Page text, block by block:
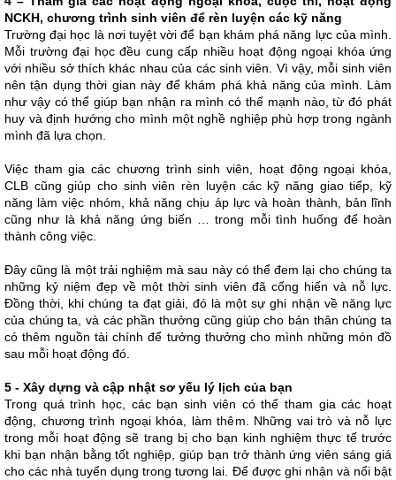
NCKH, chương trình sinh viên để rèn luyện các kỹ năng
Trường đại học là nơi tuyệt vời để bạn khám phá năng lực của mình.
Mỗi trường đại học đều cung cấp nhiều hoạt động ngoại khóa ứng
với nhiều sở thích khác nhau của các sinh viên. Vì vậy, mỗi sinh viên
nên tận dụng thời gian này để khám phá khả năng của mình. Làm
như vậy có thể giúp bạn nhận ra mình có thế mạnh nào, từ đó phát
huy và định hướng cho mình một nghề nghiệp phù hợp trong ngành
mình đã lựa chọn.
Việc tham gia các chương trình sinh viên, hoạt động ngoại khóa,
CLB cũng giúp cho sinh viên rèn luyện các kỹ năng giao tiếp, kỹ
năng làm việc nhóm, khả năng chịu áp lực và hoàn thành, bản lĩnh
cũng như là khả năng ứng biến … trong mỗi tình huống để hoàn
thành công việc.
Đây cũng là một trải nghiệm mà sau này có thể đem lại cho chúng ta
những kỷ niệm đẹp về một thời sinh viên đã cống hiến và nỗ lực.
Đồng thời, khi chúng ta đạt giải, đó là một sự ghi nhận về năng lực
của chúng ta, và các phần thưởng cũng giúp cho bản thân chúng ta
có thêm nguồn tài chính để tưởng thưởng cho mình những món đồ
sau mỗi hoạt động đó.
5 - Xây dựng và cập nhật sơ yếu lý lịch của bạn
Trong quá trình học, các bạn sinh viên có thể tham gia các hoạt
động, chương trình ngoại khóa, làm thêm. Những vai trò và nỗ lực
trong mỗi hoạt động sẽ trang bị cho bạn kinh nghiệm thực tế trước
khi bạn nhận bằng tốt nghiệp, giúp bạn trở thành ứng viên sáng giá
cho các nhà tuyển dụng trong tương lai. Để được ghi nhận và nổi bật